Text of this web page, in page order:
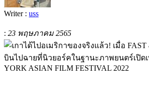
Writer : uss
: 23 พฤษภาคม 2565